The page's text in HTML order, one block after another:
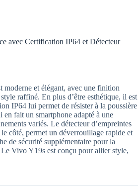
avec Certification IP64 et Détecteur
moderne et élégant, avec une finition
raffiné. En plus d’être esthétique, il est
IP64 lui permet de résister à la poussière
en fait un smartphone adapté à une
variés. Le détecteur d’empreintes
côté, permet un déverrouillage rapide et
de sécurité supplémentaire pour la
Vivo Y19s est conçu pour allier style,